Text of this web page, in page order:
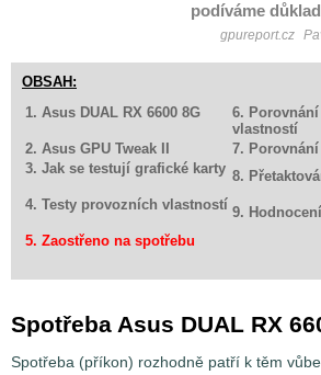
podíváme
gpureport.cz
OBSAH:
1. Asus DUAL RX 6600 8G
6.
vlastností
2. Asus GPU Tweak II
7.
3. Jak se testují grafické karty 8.
4. Testy provozních vlastností 9. Hodnocení
5. Zaostřeno na spotřebu
Spotřeba Asus DUAL RX
Spotřeba (příkon) rozhodně patří k těm